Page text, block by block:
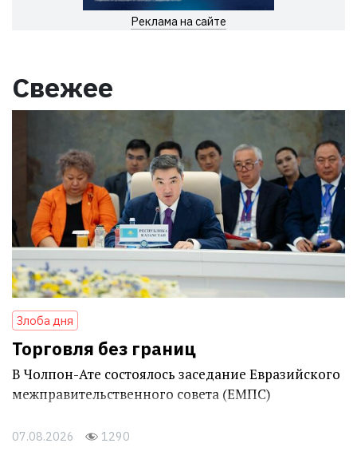
Реклама на сайте
Свежее
Злоба дня
Торговля без границ
В Чолпон-Ате состоялось заседание Евразийского
межправительственного совета (ЕМПС)
07.08.2026 1290